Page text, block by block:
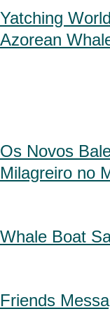
Yatching
Azorean
Os Novos
Milagreiro no
Whale Boat
Friends